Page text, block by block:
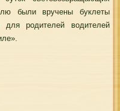
были вручены буклеты
родителей водителей